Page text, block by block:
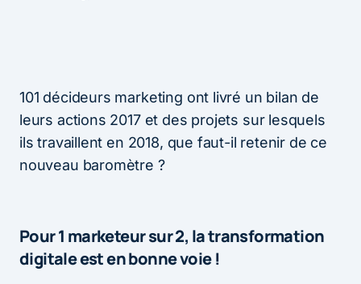
101 décideurs marketing ont livré un bilan de
leurs actions 2017 et des projets sur lesquels
ils travaillent en 2018, que faut-il retenir de ce
nouveau baromètre ?
Pour 1 marketeur sur 2, la transformation
digitale est en bonne voie !